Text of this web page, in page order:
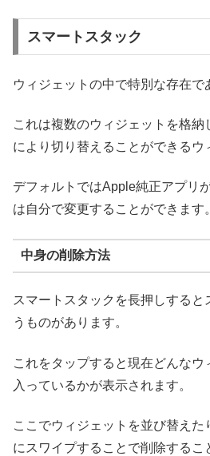
スマートスタック
ウィジェットの中で特別な存在で
これは複数のウィジェットを格
により切り替えることができるウ
デフォルトではApple純正アプリ
は自分で変更することができます。
中身の削除方法
スマートスタックを長押しする
うものがあります。
これをタップすると現在どんな
入っているかが表示されます。
ここでウィジェットを並び替え
にスワイプすることで削除するこ